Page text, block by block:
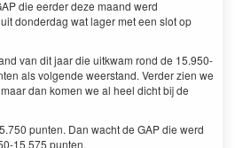
die eerder deze maand werd
donderdag wat lager met een slot op
van dit jaar die uitkwam rond de 15.950-
als volgende weerstand. Verder zien we
dan komen we al heel dicht bij de
punten. Dan wacht de GAP die werd
15.575 punten.